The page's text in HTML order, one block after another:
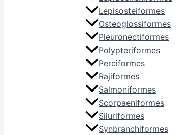
Lepisosteiformes
Osteoglossiformes
Pleuronectiformes
Polypteriformes
Perciformes
Rajiformes
Salmoniformes
Scorpaeniformes
Siluriformes
Synbranchiformes